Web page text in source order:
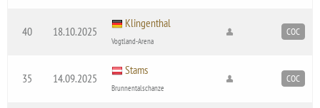
40 18.10.2025
Klingenthal
Vogtland-Arena
COC
35 14.09.2025
Stams
Brunnentalschanze
COC